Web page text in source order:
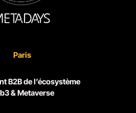
Paris
B2B de l’écosystème
& Metaverse